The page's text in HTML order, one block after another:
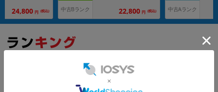
24,800 円 (税込) 中古Bランク 22,800 円 (税込) 中古Aランク